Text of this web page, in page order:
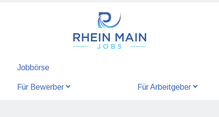
Jobbörse
Für Bewerber Für Arbeitgeber